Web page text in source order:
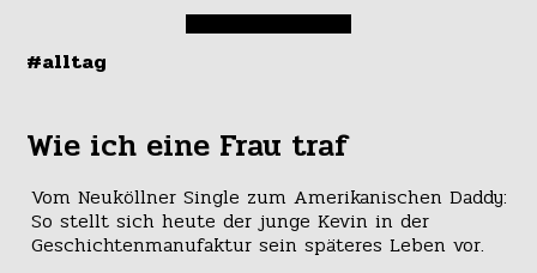
#alltag
Wie ich eine Frau traf
Vom Neuköllner Single zum Amerikanischen Daddy:
So stellt sich heute der junge Kevin in der
Geschichtenmanufaktur sein späteres Leben vor.